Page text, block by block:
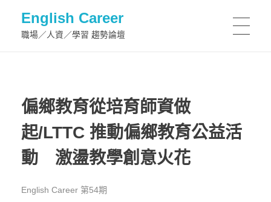
English Career
職場／人資／學習 趨勢論壇
偏鄉教育從培育師資做
起/LTTC 推動偏鄉教育公益活
動 激盪教學創意火花
English Career 第54期